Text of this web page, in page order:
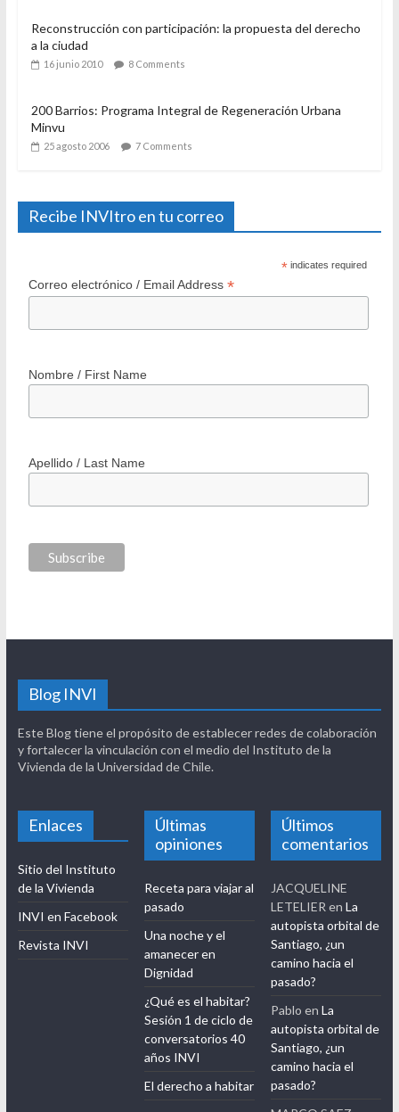
Reconstrucción con participación: la propuesta del derecho
a la ciudad
16 junio 2010 8 Comments
200 Barrios: Programa Integral de Regeneración Urbana
Minvu
25 agosto 2006 7 Comments
Recibe INVItro en tu correo
* indicates required
Correo electrónico / Email Address *
Nombre / First Name
Apellido / Last Name
Blog INVI
Este Blog tiene el propósito de establecer redes de colaboración
y fortalecer la vinculación con el medio del Instituto de la
Vivienda de la Universidad de Chile.
Enlaces
Sitio del Instituto
de la Vivienda
INVI en Facebook
Revista INVI
Últimas
opiniones
Receta para viajar al
pasado
Una noche y el
amanecer en
Dignidad
¿Qué es el habitar?
Sesión 1 de ciclo de
conversatorios 40
años INVI
El derecho a habitar
Últimos
comentarios
JACQUELINE
LETELIERenLa
autopista orbital de
Santiago, ¿un
camino hacia el
pasado?
Pablo enLa
autopista orbital de
Santiago, ¿un
camino hacia el
pasado?